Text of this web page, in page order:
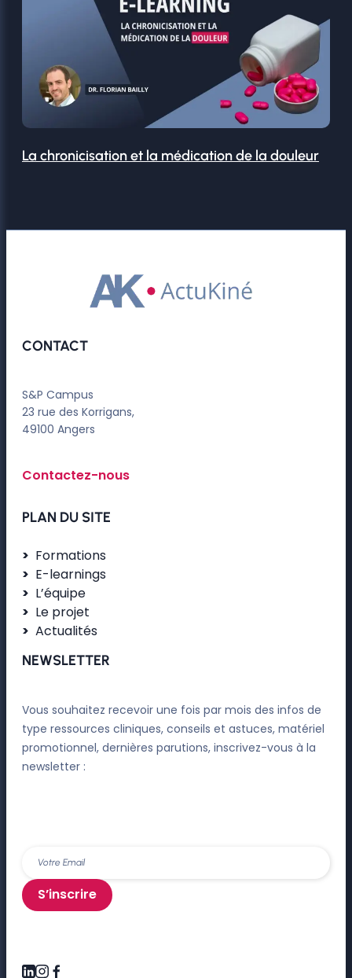
La chronicisation et la médication de la douleur
CONTACT
S&P Campus
23 rue des Korrigans,
49100 Angers
Contactez-nous
PLAN DU SITE
Formations
E-learnings
L’équipe
Le projet
Actualités
NEWSLETTER
Vous souhaitez recevoir une fois par mois des infos de
type ressources cliniques, conseils et astuces, matériel
promotionnel, dernières parutions, inscrivez-vous à la
newsletter :
S’inscrire